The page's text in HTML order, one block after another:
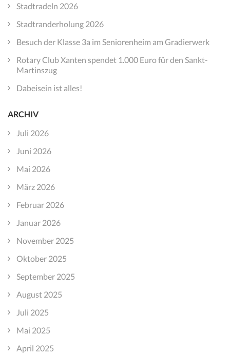
Stadtradeln 2026
Stadtranderholung 2026
Besuch der Klasse 3a im Seniorenheim am Gradierwerk
Rotary Club Xanten spendet 1.000 Euro für den Sankt-
Martinszug
Dabeisein ist alles!
ARCHIV
Juli 2026
Juni 2026
Mai 2026
März 2026
Februar 2026
Januar 2026
November 2025
Oktober 2025
September 2025
August 2025
Juli 2025
Mai 2025
April 2025